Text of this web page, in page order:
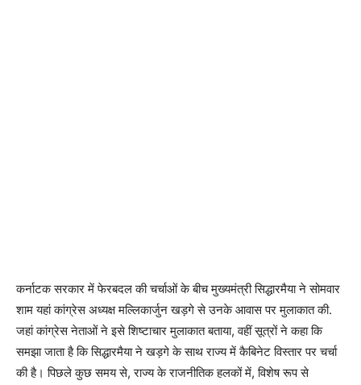
कर्नाटक सरकार में फेरबदल की चर्चाओं के बीच मुख्यमंत्री सिद्धारमैया ने सोमवार
शाम यहां कांग्रेस अध्यक्ष मल्लिकार्जुन खड़गे से उनके आवास पर मुलाकात की.
जहां कांग्रेस नेताओं ने इसे शिष्टाचार मुलाकात बताया, वहीं सूत्रों ने कहा कि
समझा जाता है कि सिद्धारमैया ने खड़गे के साथ राज्य में कैबिनेट विस्तार पर चर्चा
की है। पिछले कुछ समय से, राज्य के राजनीतिक हलकों में, विशेष रूप से